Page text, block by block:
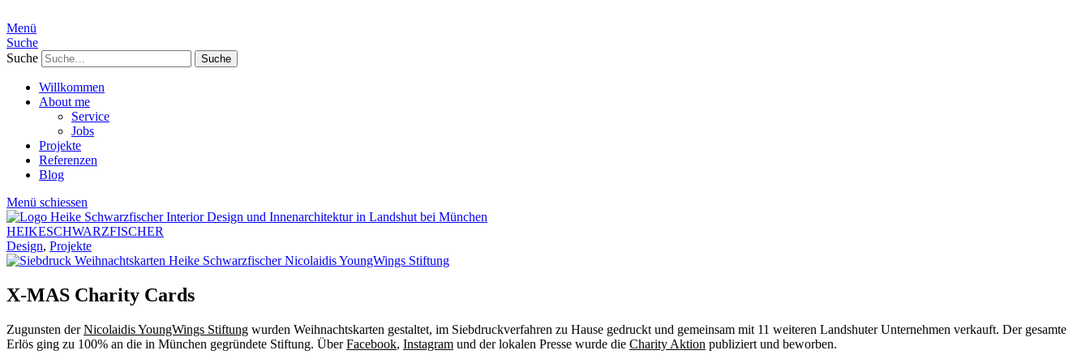
Menü
Suche
Suche
Willkommen
About me
Service
Jobs
Projekte
Referenzen
Blog
Menü schiessen
HEIKESCHWARZFISCHER
Design, Projekte
X-MAS Charity Cards
Zugunsten derNicolaidis YoungWings Stiftung wurden Weihnachtskarten gestaltet, im Siebdruckverfahren zu Hause gedruckt und gemeinsam mit 11 weiteren Landshuter Unternehmen verkauft. Der gesamte
Erlös ging zu 100% an die in München gegründete Stiftung. ÜberFacebook, Instagram und der lokalen Presse wurde die Charity Aktion publiziert und beworben.